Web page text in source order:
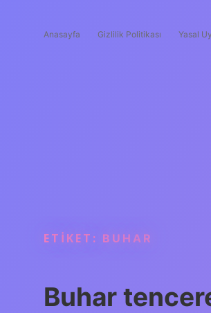
Anasayfa Gizlilik Politikası Yasal
ETIKET: BUHAR
Buhar